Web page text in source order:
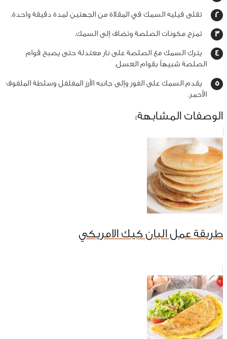
تقلى فيليه السمك في المقلاة من الجهتين لمدة دقيقة واحدة.
تمزج مكونات الصلصة وتضاف إلى السمك.
يترك السمك مع الصلصة على نار معتدلة حتى يصبح قوام
الصلصة شبيهاً بقوام العسل.
يقدم السمك على الفور وإلى جانبه الأرز المفلفل وسلطة الملفوف
الأحمر.
الوصفات المشابهة:
طريقة عمل البان كيك الامريكي